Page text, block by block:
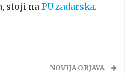
stoji naPU zadarska.
NOVIJA OBJAVA